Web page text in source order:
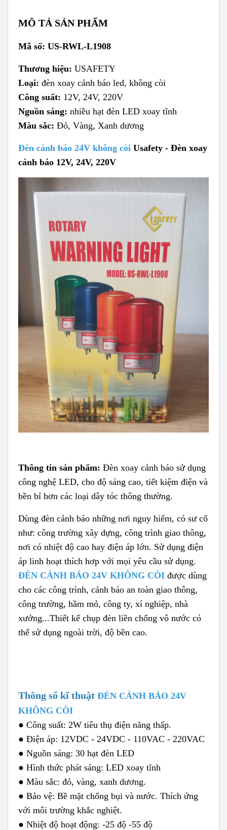
MÔ TẢ SẢN PHẨM
Mã số: US-RWL-L1908
Thương hiệu: USAFETY
Loại: đèn xoay cảnh báo led, không còi
Công suất: 12V, 24V, 220V
Nguồn sáng: nhiều hạt đèn LED xoay tĩnh
Màu sắc: Đỏ, Vàng, Xanh dương
Đèn cảnh báo 24V không còi Usafety - Đèn xoay
cảnh báo 12V, 24V, 220V
Thông tin sản phẩm: Đèn xoay cảnh báo sử dụng
công nghệ LED, cho độ sáng cao, tiết kiệm điện và
bền bỉ hơn các loại dây tóc thông thường.
Dùng đèn cảnh báo những nơi nguy hiểm, có sư cố
như: công trường xây dựng, công trình giao thông,
nơi có nhiệt độ cao hay điện áp lớn. Sử dụng điện
áp linh hoạt thích hơp với mọi yêu cầu sử dụng.
ĐÈN CẢNH BÁO 24V KHÔNG CÒI được dùng
cho các công trình, cảnh báo an toàn giao thông,
công trường, hầm mỏ, công ty, xí nghiệp, nhà
xưởng...Thiết kế chụp đèn liền chống vô nước có
thể sử dụng ngoài trời, độ bền cao.
Thông số kĩ thuật ĐÈN CẢNH BÁO 24V
KHÔNG CÒI
● Công suất: 2W tiêu thụ điện năng thấp.
● Điện áp: 12VDC - 24VDC - 110VAC - 220VAC
● Nguồn sáng: 30 hạt đèn LED
● Hình thức phát sáng: LED xoay tĩnh
● Màu sắc: đỏ, vàng, xanh dương.
● Bảo vệ: Bề mặt chống bụi và nước. Thích ứng
với môi trường khắc nghiệt.
● Nhiệt độ hoạt động: -25 độ -55 độ